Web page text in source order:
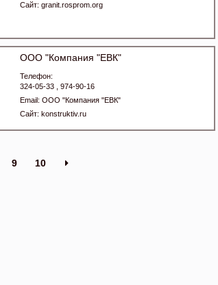
Сайт: granit.rosprom.org
ООО "Компания "ЕВК"
Телефон:
324-05-33 , 974-90-16
Email: ООО "Компания "ЕВК"
Сайт: konstruktiv.ru
9 10